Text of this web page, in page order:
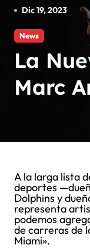
Dic 19, 2023
News
La
Marc
A la larga lista de logros de Marc Anthony en los
deportes
Dolphins y
representa
podemos
de carreras de
Miami».